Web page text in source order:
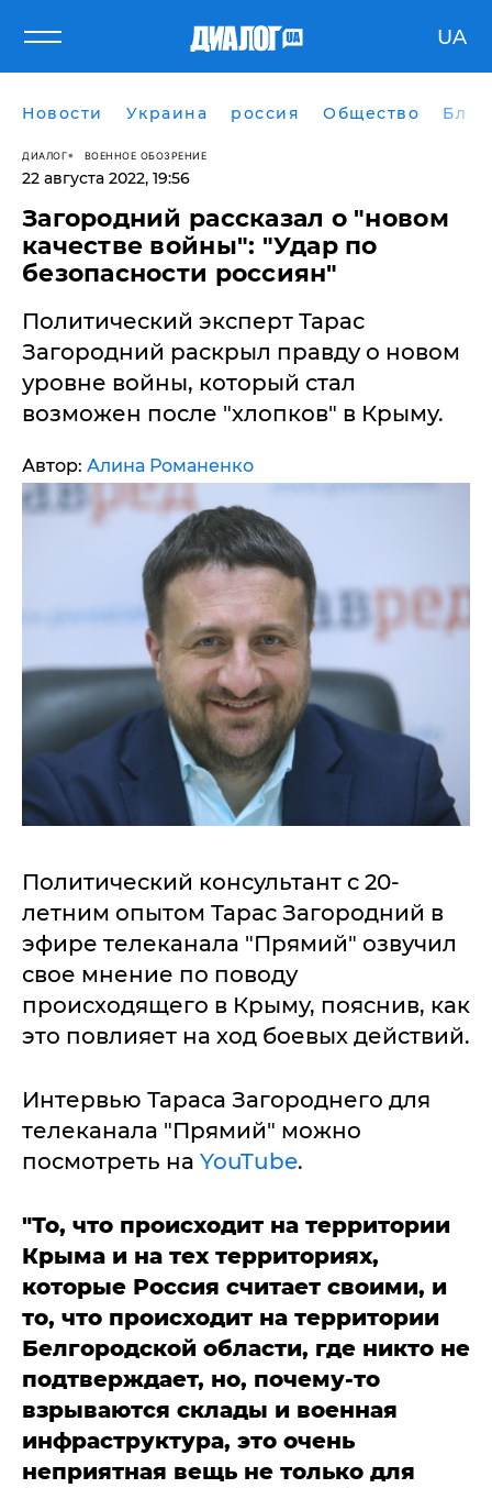
UA
Новости Украина россия Общество
ДИАЛОГ ВОЕННОЕ ОБОЗРЕНИЕ
22 августа 2022, 19:56
Загородний рассказал о "новом
качестве войны": "Удар по
безопасности россиян"
Политический эксперт Тарас
Загородний раскрыл правду о новом
уровне войны, который стал
возможен после "хлопков" в Крыму.
Автор: Алина Романенко
Политический консультант с 20-
летним опытом Тарас Загородний в
эфире телеканала "Прямий" озвучил
свое мнение по поводу
происходящего в Крыму, пояснив, как
это повлияет на ход боевых действий.
Интервью Тараса Загороднего для
телеканала "Прямий" можно
посмотреть на YouTube.
"То, что происходит на территории
Крыма и на тех территориях,
которые Россия считает своими, и
то, что происходит на территории
Белгородской области, где никто не
подтверждает, но, почему-то
взрываются склады и военная
инфраструктура, это очень
неприятная вещь не только для